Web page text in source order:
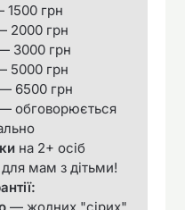
1500 грн
2000 грн
3000 грн
5000 грн
6500 грн
обговорюється
на 2+ осіб
для мам з дітьми!